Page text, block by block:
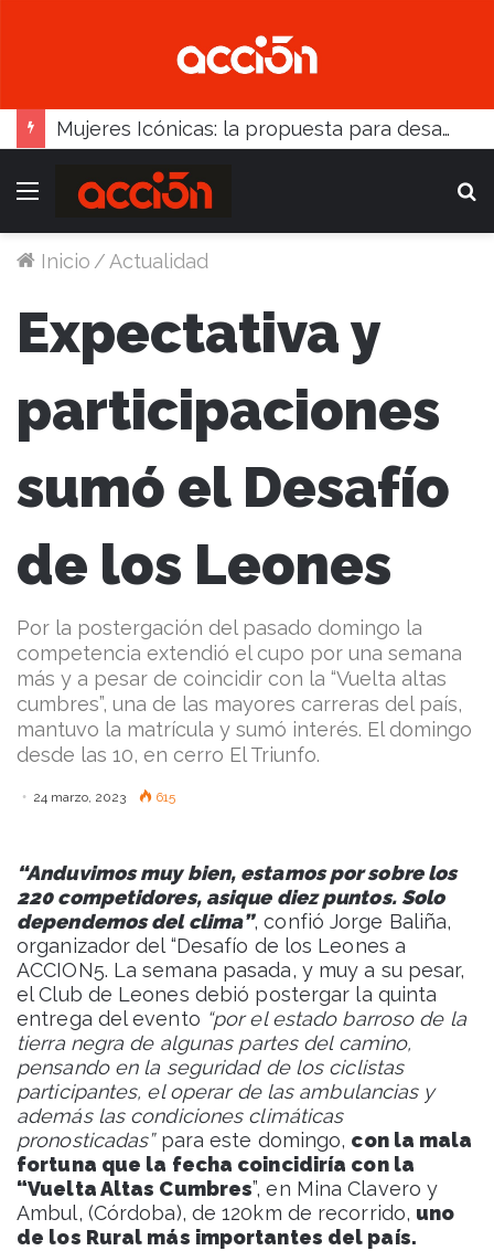
Mujeres Icónicas: la propuesta para desarrollo empresarial femenino que llega a Balcarce
Menú
Inicio /Actualidad
Expectativa y
participaciones
sumó el Desafío
de los Leones
Por la postergación del pasado domingo la
competencia extendió el cupo por una semana
más y a pesar de coincidir con la “Vuelta altas
cumbres”, una de las mayores carreras del país,
mantuvo la matrícula y sumó interés. El domingo
desde las 10, en cerro El Triunfo.
24 marzo, 2023 615
“Anduvimos muy bien, estamos por sobre los
220 competidores, asique diez puntos. Solo
dependemos del clima”, confió Jorge Baliña,
organizador del “Desafío de los Leones a
ACCION5. La semana pasada, y muy a su pesar,
el Club de Leones debió postergar la quinta
entrega del evento “por el estado barroso de la
tierra negra de algunas partes del camino,
pensando en la seguridad de los ciclistas
participantes, el operar de las ambulancias y
además las condiciones climáticas
pronosticadas”para este domingo, con la mala
fortuna que la fecha coincidiría con la
“Vuelta Altas Cumbres”, en Mina Clavero y
Ambul, (Córdoba), de 120km de recorrido, uno
de los Rural más importantes del país.